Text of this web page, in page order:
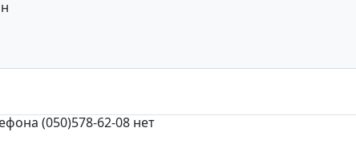
(050)578-62-08 нет